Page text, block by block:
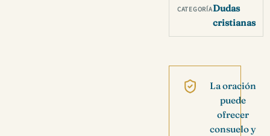
CATEGORÍADudas
cristianas
La oración
puede
ofrecer
consuelo y